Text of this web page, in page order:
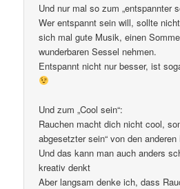
Und nur mal so zum „entspannter
Wer entspannt sein will, sollte
sich mal gute Musik, einen
wunderbaren Sessel nehmen.
Entspannt nicht nur besser, ist
Und zum „Cool sein“:
Rauchen macht dich nicht cool,
abgesetzter sein“ von den
Und das kann man auch anders
kreativ denkt
Aber langsam denke ich, dass